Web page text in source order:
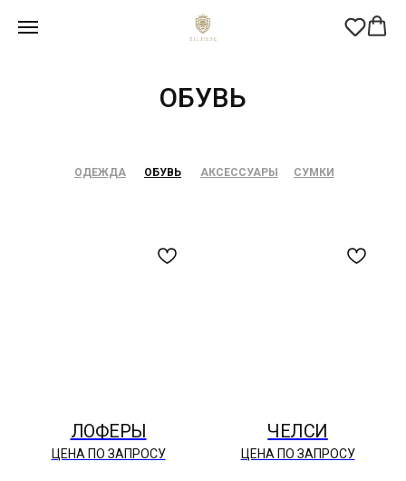
ОБУВЬ
СУМКИ
АКСЕССУАРЫ
ОБУВЬ
ОДЕЖДА
ЛОФЕРЫ
ЦЕНА ПО ЗАПРОСУ
ЧЕЛСИ
ЦЕНА ПО ЗАПРОСУ